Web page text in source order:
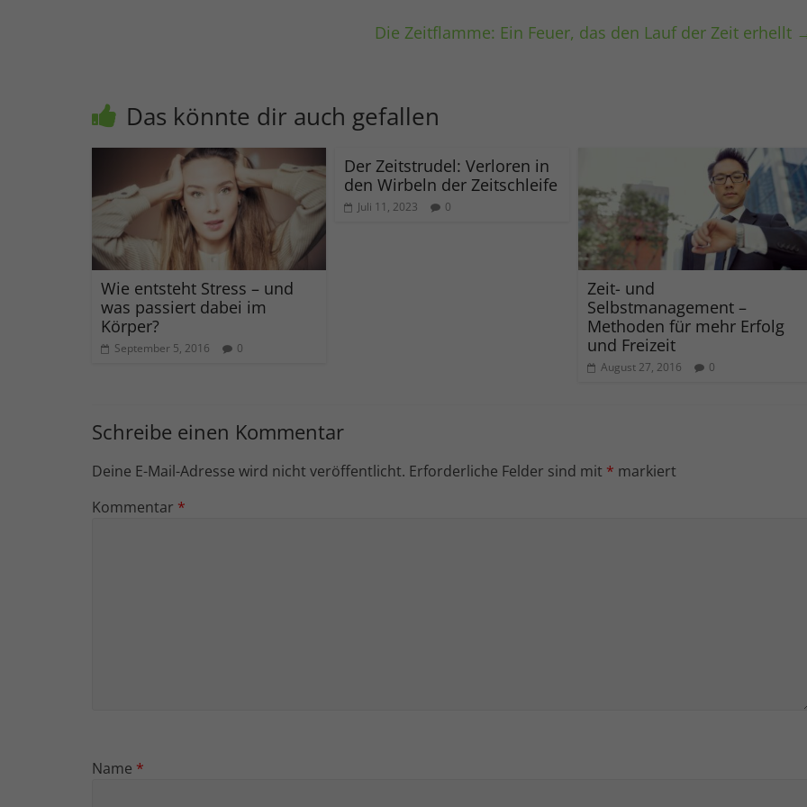
Die Zeitflamme: Ein Feuer, das den Lauf der Zeit erhellt
Das könnte dir auch gefallen
Wie entsteht Stress – und
was passiert dabei im
Körper?
September 5, 2016 0
Der Zeitstrudel: Verloren in
den Wirbeln der Zeitschleife
Juli 11, 2023 0
Zeit- und
Selbstmanagement –
Methoden für mehr Erfolg
und Freizeit
August 27, 2016 0
Schreibe einen Kommentar
Deine E-Mail-Adresse wird nicht veröffentlicht. Erforderliche Felder sind mit * markiert
Kommentar *
Name *